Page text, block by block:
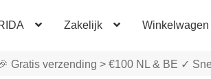
Zakelijk Winkelwagen
Gratis verzending > €100 NL & BE ✓